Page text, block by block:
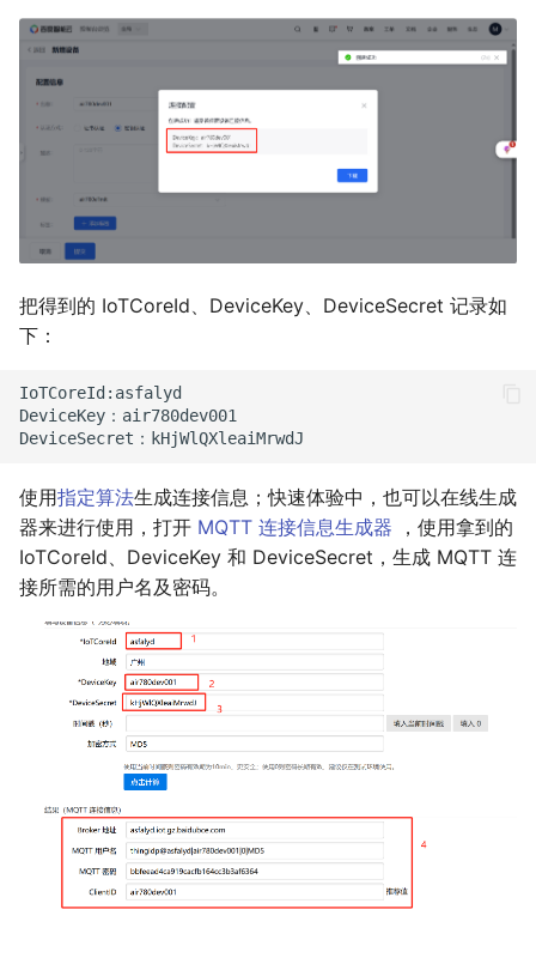
把得到的 IoTCoreId、DeviceKey、DeviceSecret 记录如
下：
IoTCoreId:asfalyd
DeviceKey：air780dev001
使用指定算法生成连接信息；快速体验中，也可以在线生成
器来进行使用，打开 MQTT 连接信息生成器 ，使用拿到的
IoTCoreId、DeviceKey 和 DeviceSecret，生成 MQTT 连
接所需的用户名及密码。